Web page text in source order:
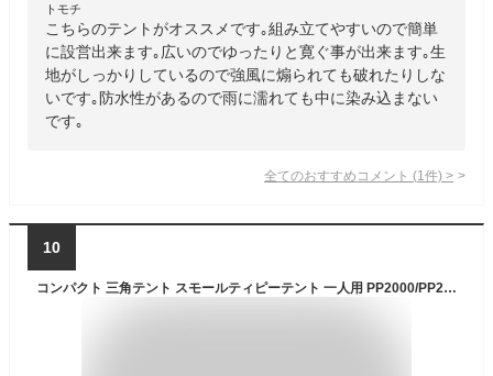
トモチ
こちらのテントがオススメです｡組み立てやすいので簡単
に設営出来ます｡広いのでゆったりと寛ぐ事が出来ます｡生
地がしっかりしているので強風に煽られても破れたりしな
いです｡防水性があるので雨に濡れても中に染み込まない
です｡
全てのおすすめコメント (1 件) >
10
コンパクト 三角テント スモールティピーテント 一人用 PP2000/PP2001/PP2002/PP2003 ピースパーク 小型 組み立て式 ソロ 軽量 キャンプ ビーチ BBQ 日よけ 雨よけ 耐水 防水 撥水 ホワイト カーキ ネイビー おしゃれ